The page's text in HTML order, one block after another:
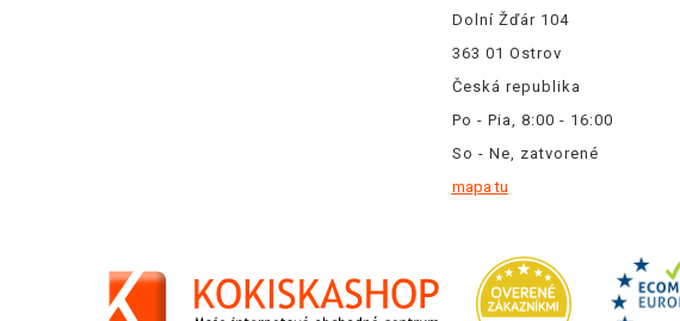
Dolní Žďár 104
363 01 Ostrov
Česká republika
Po - Pia, 8:00 - 16:00
So - Ne, zatvorené
mapa tu